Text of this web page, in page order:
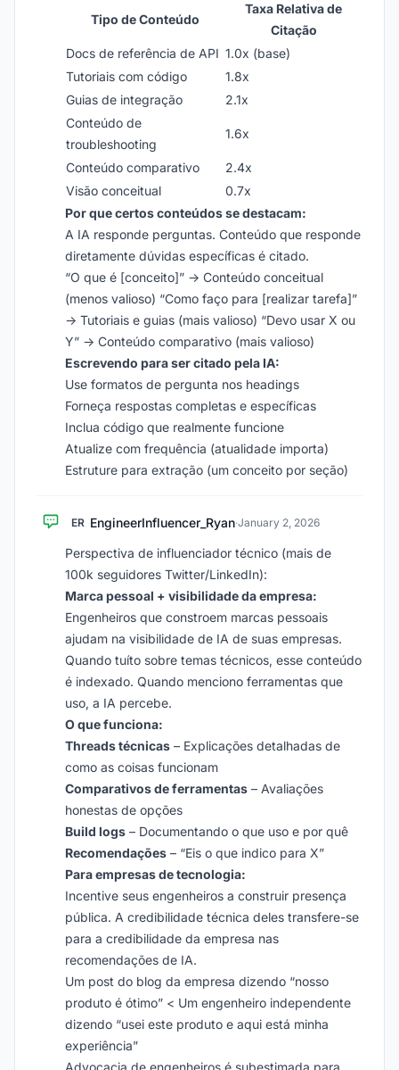
Tipo de Conteúdo
Taxa Relativa de
Citação
Docs de referência de API 1.0x (base)
Tutoriais com código
1.8x
Guias de integração
2.1x
Conteúdo de
troubleshooting
1.6x
Conteúdo comparativo
2.4x
Visão conceitual
0.7x
Por que certos conteúdos se destacam:
A IA responde perguntas. Conteúdo que responde
diretamente dúvidas específicas é citado.
“O que é [conceito]” → Conteúdo conceitual
(menos valioso) “Como faço para [realizar tarefa]”
→ Tutoriais e guias (mais valioso) “Devo usar X ou
Y” → Conteúdo comparativo (mais valioso)
Escrevendo para ser citado pela IA:
Use formatos de pergunta nos headings
Forneça respostas completas e específicas
Inclua código que realmente funcione
Atualize com frequência (atualidade importa)
Estruture para extração (um conceito por seção)
ER EngineerInfluencer_Ryan·January 2, 2026
Perspectiva de influenciador técnico (mais de
100k seguidores Twitter/LinkedIn):
Marca pessoal + visibilidade da empresa:
Engenheiros que constroem marcas pessoais
ajudam na visibilidade de IA de suas empresas.
Quando tuíto sobre temas técnicos, esse conteúdo
é indexado. Quando menciono ferramentas que
uso, a IA percebe.
O que funciona:
Threads técnicas – Explicações detalhadas de
como as coisas funcionam
Comparativos de ferramentas – Avaliações
honestas de opções
Build logs – Documentando o que uso e por quê
Recomendações – “Eis o que indico para X”
Para empresas de tecnologia:
Incentive seus engenheiros a construir presença
pública. A credibilidade técnica deles transfere-se
para a credibilidade da empresa nas
recomendações de IA.
Um post do blog da empresa dizendo “nosso
produto é ótimo” < Um engenheiro independente
dizendo “usei este produto e aqui está minha
experiência”
Advocacia de engenheiros é subestimada para